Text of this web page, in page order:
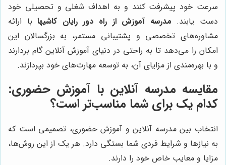
سرعت خود پیشرفت کنند و به اهداف شغلی و تحصیلی خود
دست یابند. مدرسه آموزش از راه دور رایان کاشیهابا ارائه
مشاوره‌های تخصصی و پشتیبانی مستمر، به بزرگسالان این
امکان را می‌دهد تا به راحتی در دنیای آموزش آنلاین گام بردارند
و با بهره‌مندی از مزایای آن، به توسعه مهارت‌های خود بپردازند.
مقایسه مدرسه آنلاین با آموزش حضوری:
کدام یک برای شما مناسب‌تر است؟
انتخاب بین مدرسه آنلاین و آموزش حضوری، تصمیمی است که
به نیازها و شرایط فردی شما بستگی دارد. هر یک از این روش‌ها،
مزایا و معایب خاص خود را دارند.